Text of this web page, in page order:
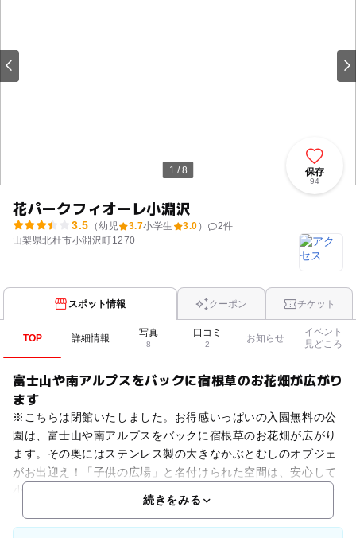
1 / 8
花パークフィオーレ小淵沢
3.5 （幼児 3.7小学生 3.0 ） 2件
山梨県北杜市小淵沢町1270
保存
94
スポット情報 クーポン チケット
TOP 詳細情報 写真
8
口コミ
2
お知らせ
イベント
見どころ
富士山や南アルプスをバックに宿根草のお花畑が広がり
ます
※こちらは閉館いたしました。お得感いっぱいの入園無料の公
園は、富士山や南アルプスをバックに宿根草のお花畑が広がり
ます。その奥にはステンレス製の大きなかぶとむしのオブジェ
がお出迎え！「子供の広場」と名付けられた空間は、安心して
小さなお子さんも遊べるよう配慮されています。「ジャブジャ
続きをみる